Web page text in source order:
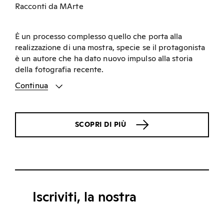
Racconti da MArte
È un processo complesso quello che porta alla
realizzazione di una mostra, specie se il protagonista
è un autore che ha dato nuovo impulso alla storia
della fotografia recente.
Continua
SCOPRI DI PIÙ
Iscriviti, la nostra